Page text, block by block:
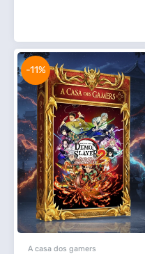
A casa dos gamers
-11%